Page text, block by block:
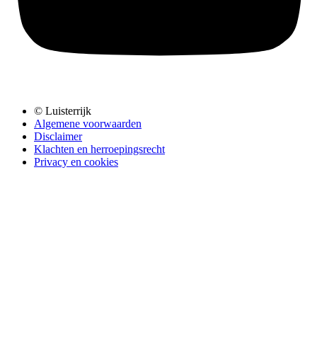
© Luisterrijk
Algemene voorwaarden
Disclaimer
Klachten en herroepingsrecht
Privacy en cookies